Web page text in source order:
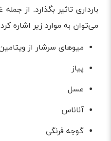
بارداری تاثیر بگذارد. از
می‌توان به موارد زیر اشاره
میو‌های سرشار از
پیاز
عسل
آناناس
گوجه فرنگی